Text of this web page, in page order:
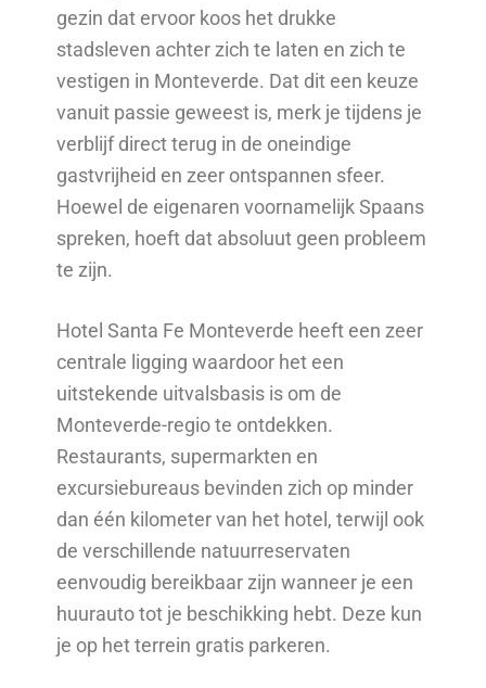
gezin dat ervoor koos het drukke
stadsleven achter zich te laten en zich te
vestigen in Monteverde. Dat dit een keuze
vanuit passie geweest is, merk je tijdens je
verblijf direct terug in de oneindige
gastvrijheid en zeer ontspannen sfeer.
Hoewel de eigenaren voornamelijk Spaans
spreken, hoeft dat absoluut geen probleem
te zijn.
Hotel Santa Fe Monteverde heeft een zeer
centrale ligging waardoor het een
uitstekende uitvalsbasis is om de
Monteverde-regio te ontdekken.
Restaurants, supermarkten en
excursiebureaus bevinden zich op minder
dan één kilometer van het hotel, terwijl ook
de verschillende natuurreservaten
eenvoudig bereikbaar zijn wanneer je een
huurauto tot je beschikking hebt. Deze kun
je op het terrein gratis parkeren.